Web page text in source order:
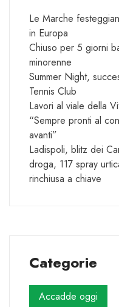
Le Marche
in Europa
Chiuso per 5 giorni
minorenne
Summer Night,
Tennis Club
Lavori al viale della
“Sempre pronti al
avanti”
Ladispoli, blitz dei
droga, 117 spray
rinchiusa a chiave
Categorie
Accadde oggi